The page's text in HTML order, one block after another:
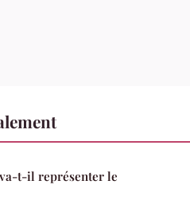
t-il représenter le